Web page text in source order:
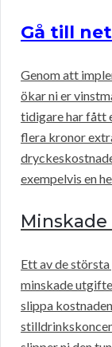
Gå till
Genom att
ökar ni er
tidigare har fått
flera kronor
exempelvis en
Ett av de
minskade
slippa